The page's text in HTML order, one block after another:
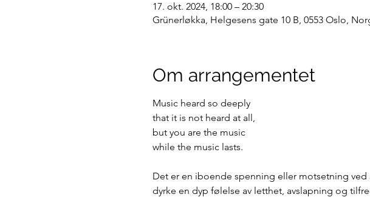
17. okt. 2024, 18:00 – 20:30
Grünerløkka, Helgesens gate 10 B, 0553 Oslo,
Om arrangementet
Music heard so deeply
that it is not heard at all,
but you are the music
while the music lasts.
Det er en iboende spenning eller motsetning
dyrke en dyp følelse av letthet, avslapning og